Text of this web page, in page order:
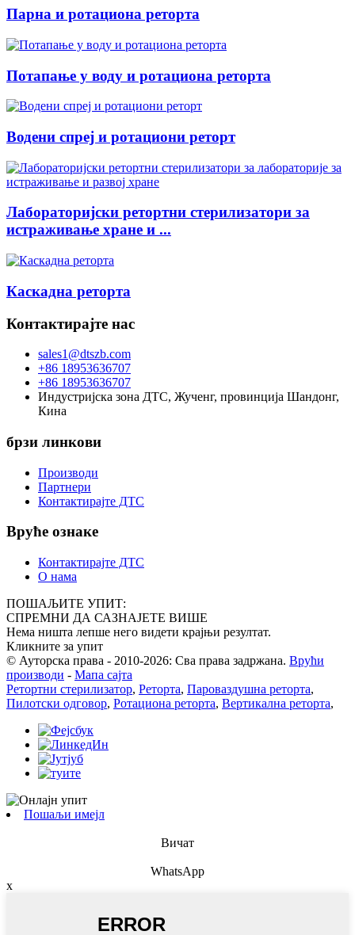
Парна и ротациона реторта
Потапање у воду и ротациона реторта
Водени спреј и ротациони реторт
Лабораторијски ретортни стерилизатори за
истраживање хране и ...
Каскадна реторта
Контактирајте нас
sales1@dtszb.com
+86 18953636707
+86 18953636707
Индустријска зона ДТС, Жученг, провинција Шандонг,
Кина
брзи линкови
Производи
Партнери
Контактирајте ДТС
Вруће ознаке
Контактирајте ДТС
О нама
ПОШАЉИТЕ УПИТ:
СПРЕМНИ ДА САЗНАЈЕТЕ ВИШЕ
Нема ништа лепше него видети крајњи резултат.
Кликните за упит
© Ауторска права - 2010-2026: Сва права задржана. Врући
производи - Мапа сајта
Ретортни стерилизатор, Реторта, Пароваздушна реторта,
Пилотски одговор, Ротациона реторта, Вертикална реторта,
Пошаљи имејл
Вичат
WhatsApp
x